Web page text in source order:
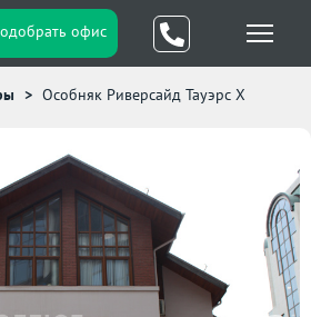
офис
Особняк Риверсайд Тауэрс X